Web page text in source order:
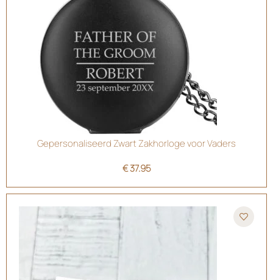
Gepersonaliseerd Zwart Zakhorloge voor Vaders
€37.95